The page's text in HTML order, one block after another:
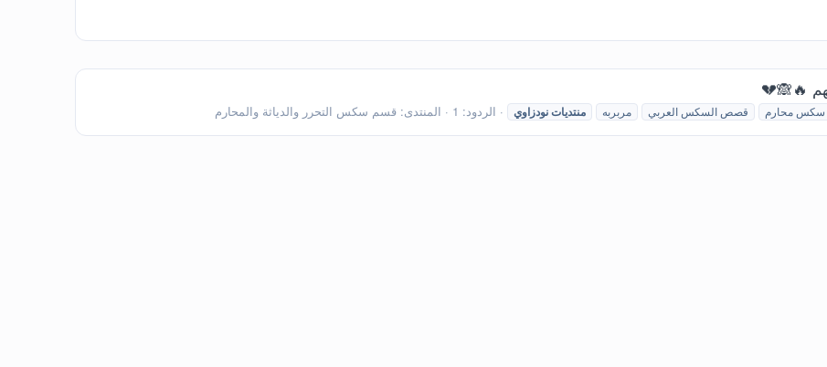
🔥🙈💔‏
سکس محارم قصص السکس العربي مربربه منتدياتنودزاوي الردود: 1 المنتدى: قسم سكس التحرر والدياثة والمحارم